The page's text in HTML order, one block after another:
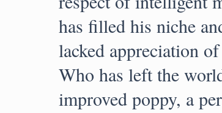
has filled his niche
lacked appreciation
Who has left the
improved poppy, a